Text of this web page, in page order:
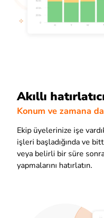
Akıllı
Konum ve zamana
Ekip üyelerinize işe
işleri başladığında ve
veya belirli bir süre
yapmalarını hatırlatın.